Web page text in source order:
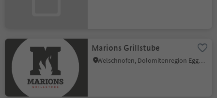
Marions Grillstube
Welschnofen, Dolomitenregion Eggental